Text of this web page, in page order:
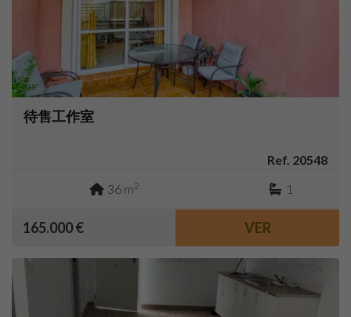
待售工作室
Ref. 20548
36 m2 1
165.000 € VER